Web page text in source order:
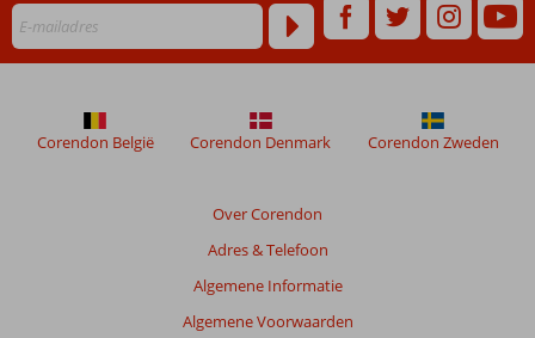
Over Corendon
Adres & Telefoon
Algemene Informatie
Algemene Voorwaarden
Corendon België Corendon Denmark Corendon Zweden